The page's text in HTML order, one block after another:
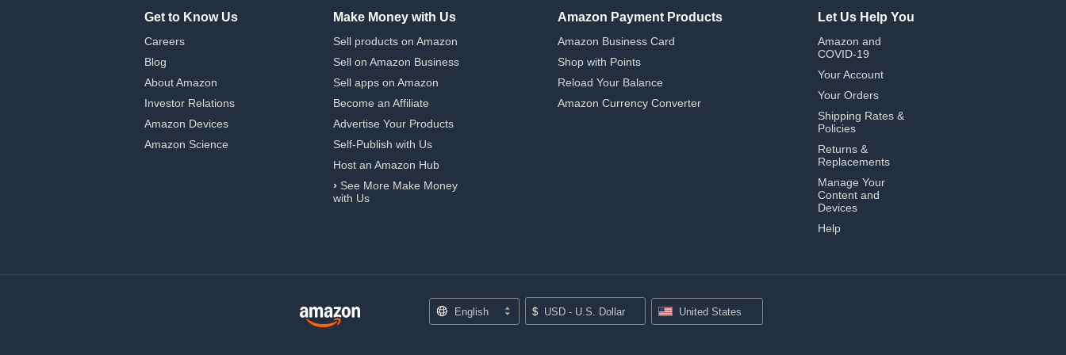
Get to Know Us
Careers
Blog
About Amazon
Investor Relations
Amazon Devices
Amazon Science
Make Money with Us
Sell products on Amazon
Sell on Amazon Business
Sell apps on Amazon
Become an Affiliate
Advertise Your Products
Self-Publish with Us
Host an Amazon Hub
› See More Make Money
with Us
Amazon Payment Products
Amazon Business Card
Shop with Points
Reload Your Balance
Amazon Currency Converter
Let Us Help You
Amazon and
COVID-19
Your Account
Your Orders
Shipping Rates &
Policies
Returns &
Replacements
Manage Your
Content and
Devices
Help
English $ USD - U.S. Dollar United States